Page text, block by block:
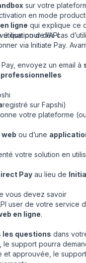
sur votre
en mode
ligne qui explique ce
de l’API.
que pour des cas
via Initiate Pay.
envoyez un email à
sur Fapshi)
votre plateforme
ou d’une
votre solution en
Pay au lieu de
vous devez savoir
user de votre service
en ligne.
les questions dans
le support pourra
et approuvée, le